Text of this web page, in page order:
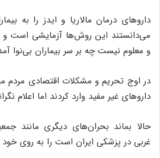
داروهای درمان مالاریا و ایدز را به
می‌دانستند این روش‌ها آزمایشی است و
و معلوم نیست چه بر سر بیماران بی‌نوا
در اوج تحریم و مشکلات اقتصادی مردم
داروهای غیر مفید وارد کردند اما اعلام
حالا بماند بحران‌های دیگری مانند
غربی در پزشکی ایران است را به روی خود